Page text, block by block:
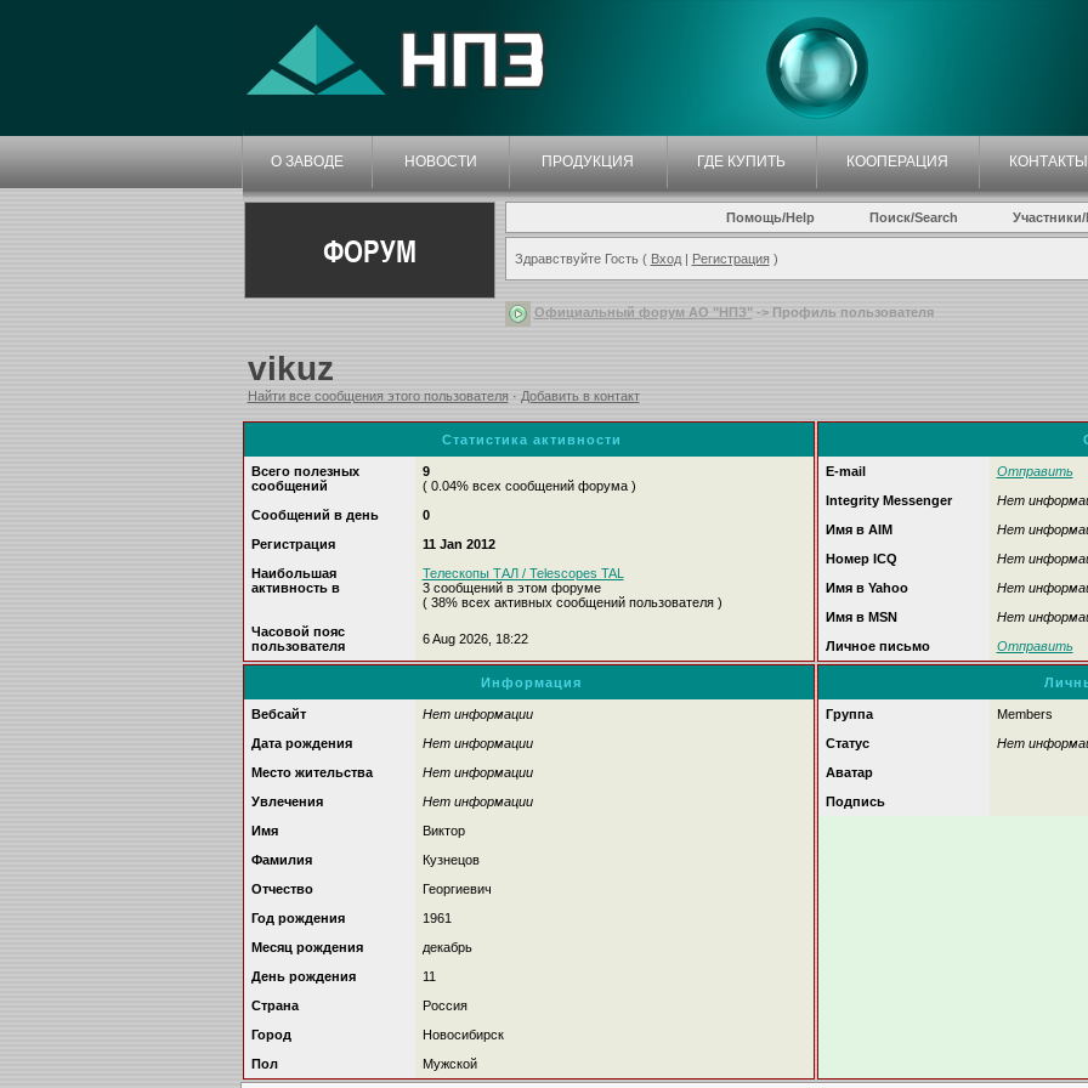
О ЗАВОДЕ НОВОСТИ ПРОДУКЦИЯ ГДЕ КУПИТЬ КООПЕРАЦИЯ КОНТАКТЫ
ФОРУМ
Помощь/Help Поиск/Search
Здравствуйте Гость ( Вход| Регистрация)
Официальный форум АО "НПЗ"-> Профиль пользователя
vikuz
Найти все сообщения этого пользователя· Добавить в контакт
Статистика активности
Всего полезных
сообщений
9
( 0.04% всех сообщений форума )
Сообщений в день
0
Регистрация
11 Jan 2012
Наибольшая
активность в
Телескопы ТАЛ / Telescopes TAL
3 сообщений в этом форуме
( 38% всех активных сообщений пользователя )
Часовой пояс
пользователя
6 Aug 2026, 18:22
E-mail
Отправить
Integrity Messenger
Нет
Имя в AIM
Нет
Номер ICQ
Нет
Имя в Yahoo
Нет
Имя в MSN
Нет
Личное письмо
Отправить
Информация
Вебсайт
Нет информации
Дата рождения
Нет информации
Место жительства
Нет информации
Увлечения
Нет информации
Имя
Виктор
Фамилия
Кузнецов
Отчество
Георгиевич
Год рождения
1961
Месяц рождения
декабрь
День рождения
11
Страна
Россия
Город
Новосибирск
Пол
Мужской
Группа
Members
Статус
Нет
Аватар
Подпись